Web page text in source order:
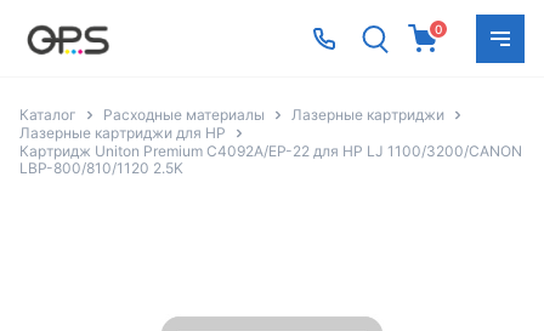
0
Каталог Расходные материалы
Лазерные картриджи
Лазерные картриджи для HP
Картридж Uniton Premium C4092A/EP-22 для HP LJ 1100/3200/CANON
LBP-800/810/1120 2.5K